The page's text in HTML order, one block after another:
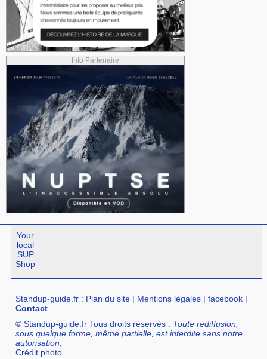
Info Partenaire
Your
local
SUP
Shop
Standup-guide.fr : Plan du site | Mentions légales |facebook |
Contact
© Standup-guide.fr Tous droits réservés : Toute rediffusion,
sous quelque forme, même partielle, est interdite sans notre
autorisation.
Crédit photo